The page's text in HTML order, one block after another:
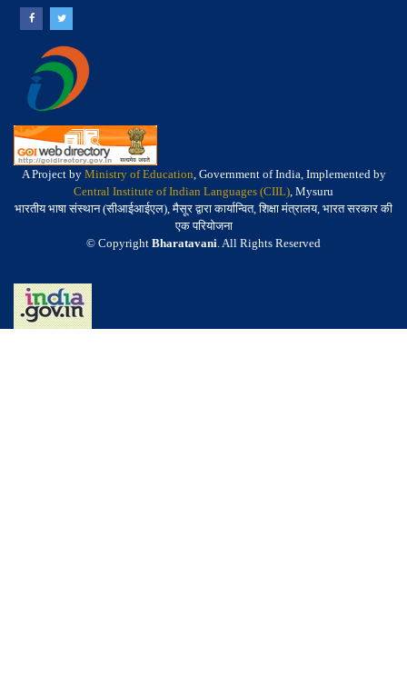
A Project by Ministry of Education, Government of India, Implemented by
Central Institute of Indian Languages (CIIL), Mysuru
भारतीय भाषा संस्थान (सीआईआईएल), मैसूर द्वारा कार्यान्वित, शिक्षा मंत्रालय, भारत सरकार की
एक परियोजना
© Copyright Bharatavani. All Rights Reserved